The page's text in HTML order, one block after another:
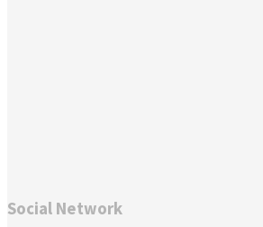
Social Network